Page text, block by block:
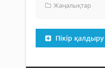
Жаңалықтар
Пікір қалдыру